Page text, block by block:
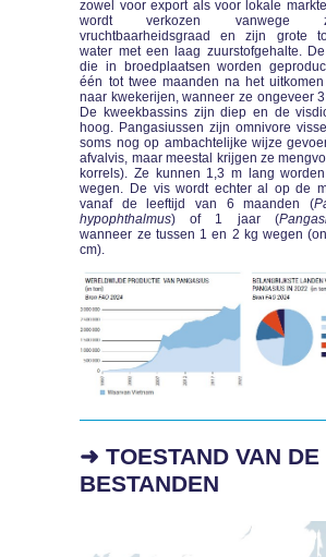
zowel voor export als voor lokale
wordt verkozen vanwege
vruchtbaarheidsgraad en zijn grote
water met een laag zuurstofgehalte.
die in broedplaatsen worden
één tot twee maanden na het
naar kwekerijen, wanneer ze ongeveer 3
De kweekbassins zijn diep en de
hoog. Pangasiussen zijn omnivore
soms nog op ambachtelijke wijze
afvalvis, maar meestal krijgen ze
korrels). Ze kunnen 1,3 m lang
wegen. De vis wordt echter al op de
vanaf de leeftijd van 6 maanden (
hypophthalmus) of 1 jaar (
wanneer ze tussen 1 en 2 kg wegen
cm).
➜ TOESTAND VAN DE
BESTANDEN